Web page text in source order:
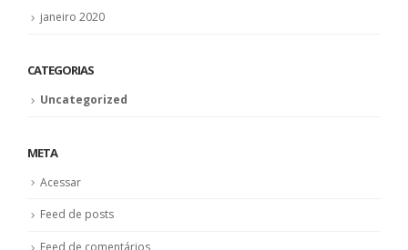
janeiro 2020
CATEGORIAS
Uncategorized
META
Acessar
Feed de posts
Feed de comentários